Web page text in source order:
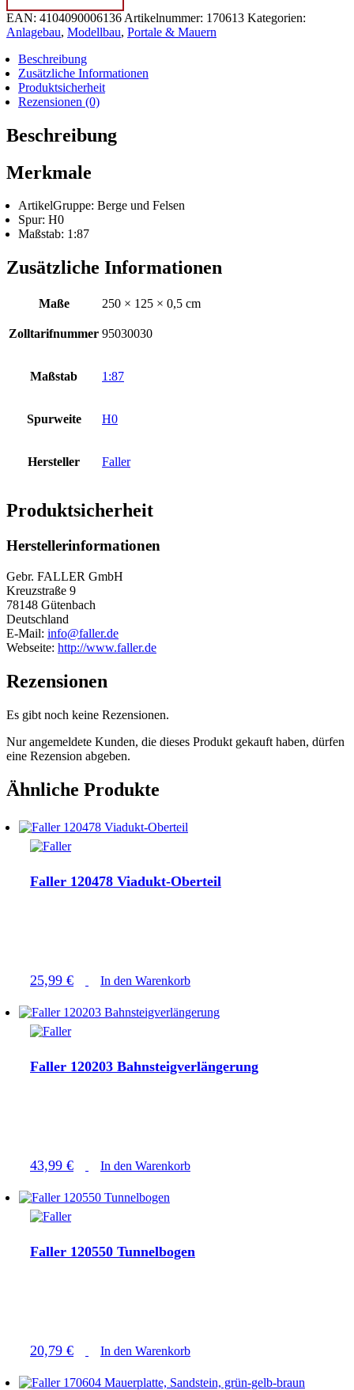
Mauerplatte,
Sandstein,
rot
Menge
EAN: 4104090006136 Artikelnummer: 170613 Kategorien:
Anlagebau, Modellbau, Portale & Mauern
Beschreibung
Zusätzliche Informationen
Produktsicherheit
Rezensionen (0)
Beschreibung
Merkmale
ArtikelGruppe: Berge und Felsen
Spur: H0
Maßstab: 1:87
Zusätzliche Informationen
Maße 250 × 125 × 0,5 cm
Zolltarifnummer 95030030
Maßstab 1:87
Spurweite H0
Hersteller Faller
Produktsicherheit
Herstellerinformationen
Gebr. FALLER GmbH
Kreuzstraße 9
78148 Gütenbach
Deutschland
E-Mail: info@faller.de
Webseite: http://www.faller.de
Rezensionen
Es gibt noch keine Rezensionen.
Nur angemeldete Kunden, die dieses Produkt gekauft haben, dürfen
eine Rezension abgeben.
Ähnliche Produkte
Faller 120478 Viadukt-Oberteil
25,99 € In den Warenkorb
Faller 120203 Bahnsteigverlängerung
43,99 € In den Warenkorb
Faller 120550 Tunnelbogen
20,79 € In den Warenkorb